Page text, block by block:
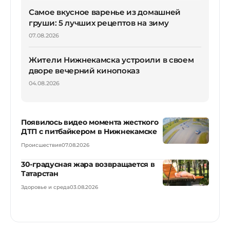
Самое вкусное варенье из домашней
груши: 5 лучших рецептов на зиму
07.08.2026
Жители Нижнекамска устроили в своем
дворе вечерний кинопоказ
04.08.2026
Появилось видео момента жесткого
ДТП с питбайкером в Нижнекамске
Происшествия07.08.2026
30-градусная жара возвращается в
Татарстан
Здоровье и среда03.08.2026